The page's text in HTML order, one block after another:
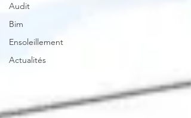
Audit
Bim
Ensoleillement
Actualités